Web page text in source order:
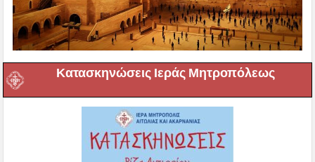
Κατασκηνώσεις Ιεράς Μητροπόλεως